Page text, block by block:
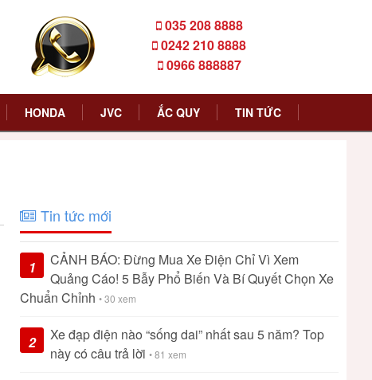
035 208 8888
0242 210 8888
0966 888887
HONDA JVC ẮC QUY TIN TỨC
Tin tức mới
1
CẢNH BÁO: Đừng Mua Xe Điện Chỉ Vì Xem
Quảng Cáo! 5 Bẫy Phổ Biến Và Bí Quyết Chọn Xe
Chuẩn Chỉnh • 30 xem
2
Xe đạp điện nào “sống dai” nhất sau 5 năm? Top
này có câu trả lời • 81 xem